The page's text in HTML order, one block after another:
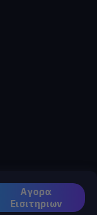
Αγορα
Eισιτηριων